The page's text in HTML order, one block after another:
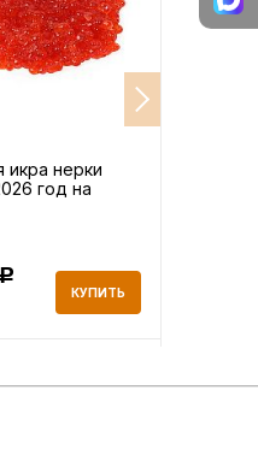
икра нерки
год на
Р
КУПИТЬ